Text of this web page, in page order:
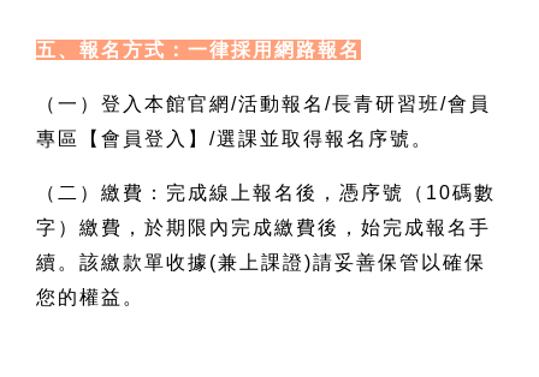
五、報名方式：一律採用網路報名
（一）登入本館官網/活動報名/長青研習班/會員
專區【會員登入】/選課並取得報名序號。
（二）繳費：完成線上報名後，憑序號（10碼數
字）繳費，於期限內完成繳費後，始完成報名手
續。該繳款單收據(兼上課證)請妥善保管以確保
您的權益。